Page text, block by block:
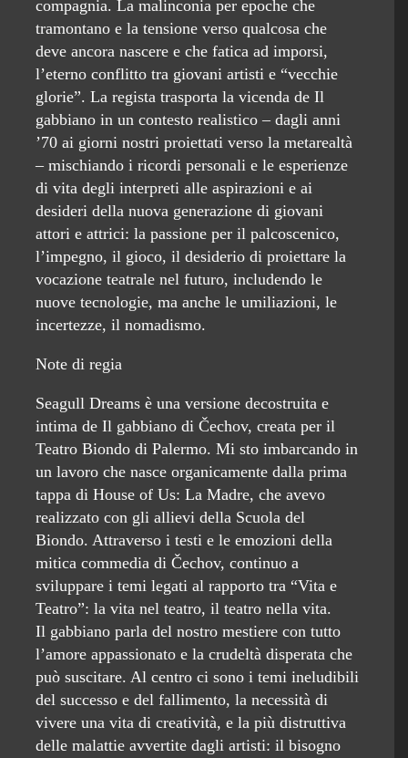
compagnia. La malinconia per epoche che
tramontano e la tensione verso qualcosa che
deve ancora nascere e che fatica ad imporsi,
l’eterno conflitto tra giovani artisti e “vecchie
glorie”. La regista trasporta la vicenda de Il
gabbiano in un contesto realistico – dagli anni
’70 ai giorni nostri proiettati verso la metarealtà
– mischiando i ricordi personali e le esperienze
di vita degli interpreti alle aspirazioni e ai
desideri della nuova generazione di giovani
attori e attrici: la passione per il palcoscenico,
l’impegno, il gioco, il desiderio di proiettare la
vocazione teatrale nel futuro, includendo le
nuove tecnologie, ma anche le umiliazioni, le
incertezze, il nomadismo.
Note di regia
Seagull Dreams è una versione decostruita e
intima de Il gabbiano di Čechov, creata per il
Teatro Biondo di Palermo. Mi sto imbarcando in
un lavoro che nasce organicamente dalla prima
tappa di House of Us: La Madre, che avevo
realizzato con gli allievi della Scuola del
Biondo. Attraverso i testi e le emozioni della
mitica commedia di Čechov, continuo a
sviluppare i temi legati al rapporto tra “Vita e
Teatro”: la vita nel teatro, il teatro nella vita.
Il gabbiano parla del nostro mestiere con tutto
l’amore appassionato e la crudeltà disperata che
può suscitare. Al centro ci sono i temi ineludibili
del successo e del fallimento, la necessità di
vivere una vita di creatività, e la più distruttiva
delle malattie avvertite dagli artisti: il bisogno